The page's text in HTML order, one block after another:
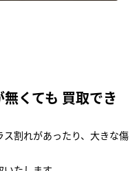
くても 買取でき
割れがあったり、大きな傷